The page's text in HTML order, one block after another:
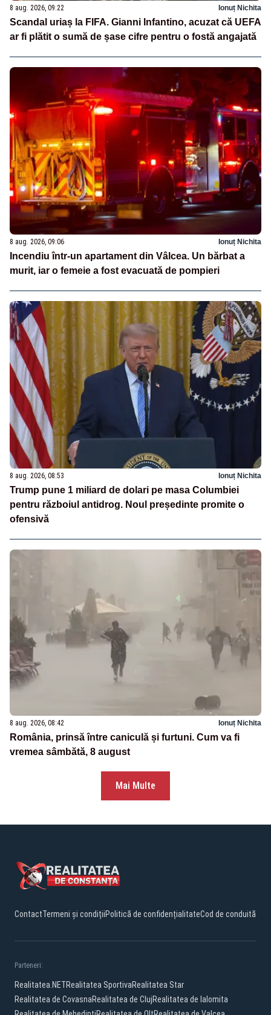
8 aug. 2026, 09:22 Ionuț Nichita
Scandal uriaș la FIFA. Gianni Infantino, acuzat că UEFA
ar fi plătit o sumă de șase cifre pentru o fostă angajată
8 aug. 2026, 09:06 Ionuț Nichita
Incendiu într-un apartament din Vâlcea. Un bărbat a
murit, iar o femeie a fost evacuată de pompieri
8 aug. 2026, 08:53 Ionuț Nichita
Trump pune 1 miliard de dolari pe masa Columbiei
pentru războiul antidrog. Noul președinte promite o
ofensivă
8 aug. 2026, 08:42 Ionuț Nichita
România, prinsă între caniculă și furtuni. Cum va fi
vremea sâmbătă, 8 august
Mai Multe
ContactTermeni și condițiiPolitică de confidențialitateCod de conduită
Parteneri:
Realitatea.NETRealitatea SportivaRealitatea Star
Realitatea de CovasnaRealitatea de ClujRealitatea de Ialomita